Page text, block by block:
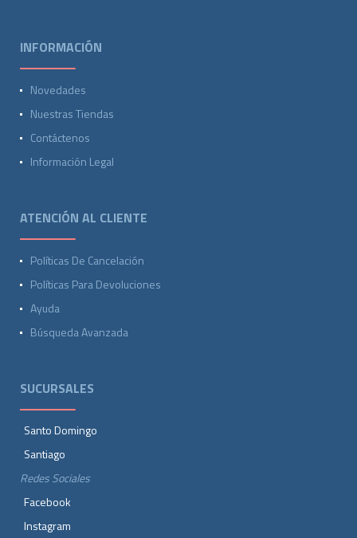
INFORMACIÓN
Novedades
Nuestras Tiendas
Contáctenos
Información Legal
ATENCIÓN AL CLIENTE
Políticas De Cancelación
Políticas Para Devoluciones
Ayuda
Búsqueda Avanzada
SUCURSALES
Santo Domingo
Santiago
Redes Sociales
Facebook
Instagram